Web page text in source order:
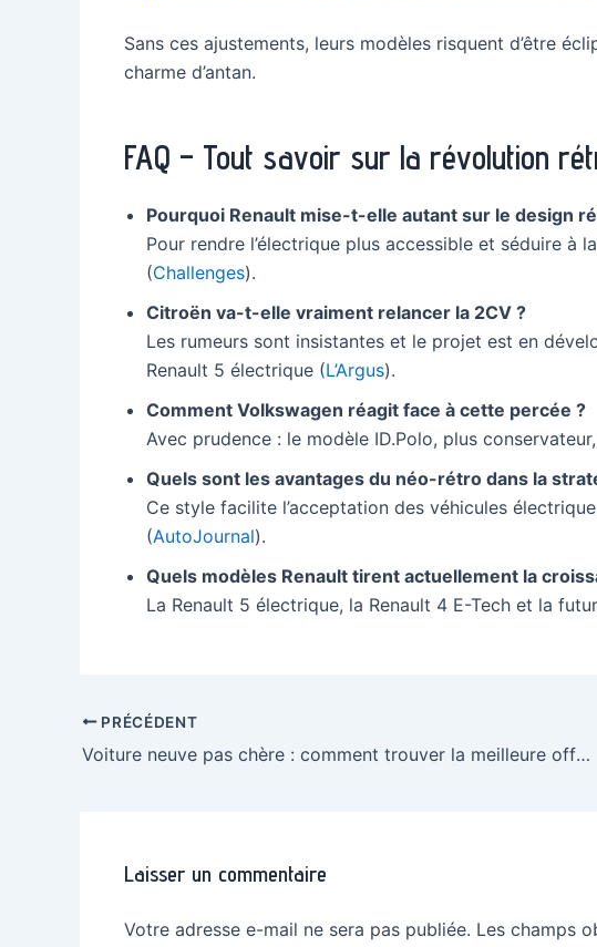
Sans ces ajustements, leurs modèles risquent d’être
charme d’antan.
FAQ – Tout savoir sur la révolution
Pourquoi Renault mise-t-elle autant sur le design
Pour rendre l’électrique plus accessible et séduire
(Challenges).
Citroën va-t-elle vraiment relancer la 2CV ?
Les rumeurs sont insistantes et le projet est en
Renault 5 électrique (L’Argus).
Comment Volkswagen réagit face à cette percée ?
Avec prudence : le modèle ID.Polo, plus
Quels sont les avantages du néo-rétro dans la
Ce style facilite l’acceptation des véhicules
(AutoJournal).
Quels modèles Renault tirent actuellement la
La Renault 5 électrique, la Renault 4 E-Tech et la
Navigation
des
PRÉCÉDENT
Voiture neuve pas chère : comment trouver la meilleure offre ?
Laisser un commentaire
Votre adresse e-mail ne sera pas publiée. Les champs